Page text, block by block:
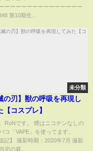
ーーーーーーーーーーーーーー
第10期生...
未分類
の刃】獣の呼吸を再現し
【コスプレ】
RoNです。 煙はニコチンなしの
コ「VAPE」を使ってます。
追記】 撮影時期：2020年7月 撮影
宅の庭...